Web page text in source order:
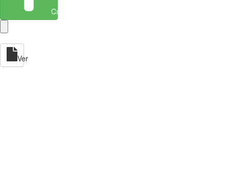
Crear entidad
Ver